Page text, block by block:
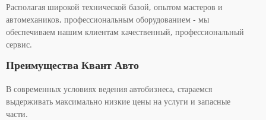
Располагая широкой технической базой, опытом мастеров и
автомехаников, профессиональным оборудованием - мы
обеспечиваем нашим клиентам качественный, профессиональный
сервис.
Преимущества Квант Авто
В современных условиях ведения автобизнеса, стараемся
выдерживать максимально низкие цены на услуги и запасные
части.